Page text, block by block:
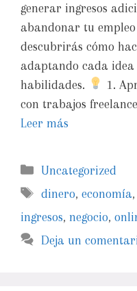
generar ingresos
abandonar tu
descubrirás cómo
adaptando cada
habilidades.
1.
con trabajos
Leer más
Uncategorized
dinero,economía
ingresos, negocio,
Deja un